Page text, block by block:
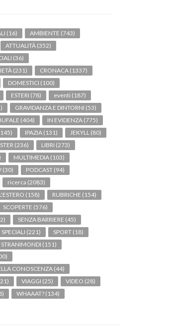
(16) AMBIENTE (743)
ATTUALITÀ (352)
(36)
(231) CRONACA (1337)
DOMESTICI (100)
ESTERI (78) eventi (187)
GRAVIDANZA E DINTORNI (53)
(404) IN EVIDENZA (775)
IPAZIA (131) JEKYLL (80)
(236) LIBRI (273)
MULTIMEDIA (103)
(30) PODCAST (94)
ricerca (2083)
(158) RUBRICHE (154)
SCOPERTE (576)
SENZA BARRIERE (45)
SPECIALI (221) SPORT (18)
STRANIMONDI (151)
CONOSCENZA (44)
VIAGGI (25) VIDEO (28)
WHAAAT? (134)